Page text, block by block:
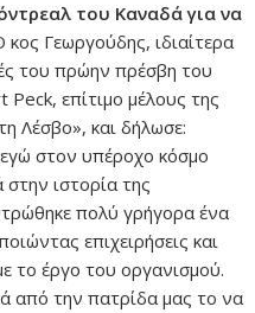
του Καναδά για να
κος Γεωργούδης, ιδιαίτερα
του πρώην πρέσβη του
επίτιμο μέλους της
Λέσβο», και δήλωσε:
εγώ στον υπέροχο κόσμο
ιστορία της
πολύ γρήγορα ένα
επιχειρήσεις και
το έργο του οργανισμού.
από την πατρίδα μας το να